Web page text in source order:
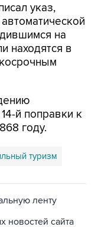
указ,
на
находятся в
й поправки к
году.
туризм
ленту
новостей сайта